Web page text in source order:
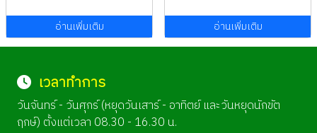
อ่านเพิ่มเติม อ่านเพิ่มเติม
เวลาทำการ
วันจันทร์ - วันศุกร์ (หยุดวันเสาร์ - อาทิตย์ และวันหยุดนักขัต
ฤกษ์) ตั้งแต่เวลา 08.30 - 16.30 น.